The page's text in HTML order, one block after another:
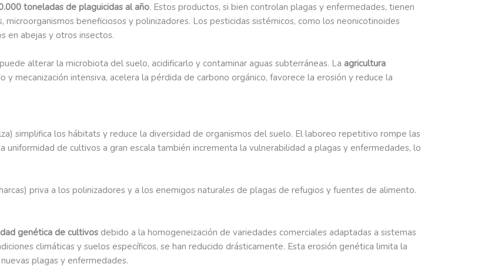
toneladas de plaguicidas al año. Estos productos, si bien controlan plagas y enfermedades, tienen
beneficiosos y polinizadores. Los pesticidas sistémicos, como los neonicotinoides
en abejas y otros insectos.
alterar la microbiota del suelo, acidificarlo y contaminar aguas subterráneas. La agricultura
y mecanización intensiva, acelera la pérdida de carbono orgánico, favorece la erosión y reduce la
simplifica los hábitats y reduce la diversidad de organismos del suelo. El laboreo repetitivo rompe las
uniformidad de cultivos a gran escala también incrementa la vulnerabilidad a plagas y enfermedades, lo
priva a los polinizadores y a los enemigos naturales de plagas de refugios y fuentes de alimento.
genética de cultivos debido a la homogeneización de variedades comerciales adaptadas a sistemas
climáticas y suelos específicos, se han reducido drásticamente. Esta erosión genética limita la
plagas y enfermedades.